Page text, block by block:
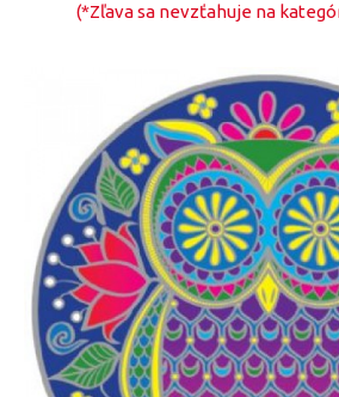
(*Zľava sa nevzťahuje na